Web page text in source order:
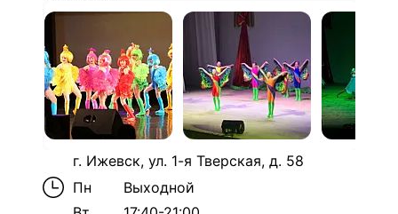
г. Ижевск, ул. 1-я Тверская, д. 58
Пн
Выходной